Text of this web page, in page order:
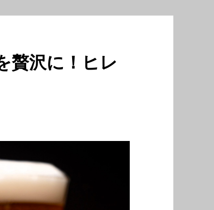
The JOHNSON BURGER
贅沢に！ヒレ